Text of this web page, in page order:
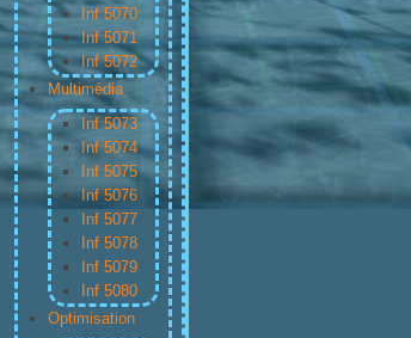
Inf 5070
Inf 5071
Inf 5072
Multimédia
Inf 5073
Inf 5074
Inf 5075
Inf 5076
Inf 5077
Inf 5078
Inf 5079
Inf 5080
Optimisation